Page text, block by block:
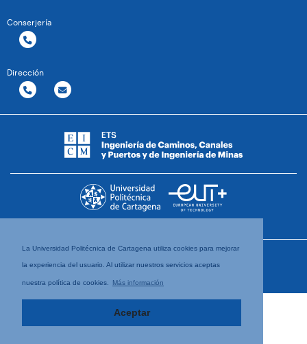
La Universidad Politécnica de Cartagena utiliza cookies para mejorar
la experiencia del usuario. Al utilizar nuestros servicios aceptas
nuestra política de cookies. Más información
Aceptar
Conserjería
Dirección